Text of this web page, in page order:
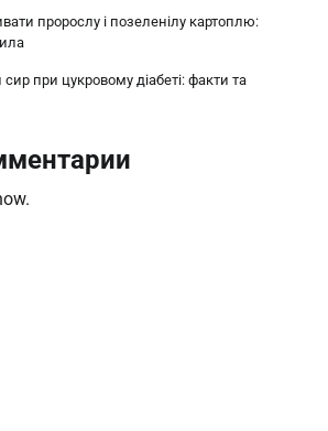
пророслу і позеленілу картоплю:
при цукровому діабеті: факти та